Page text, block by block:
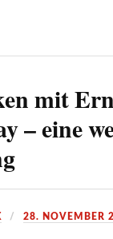
mit
– eine
28. NOVEMBER